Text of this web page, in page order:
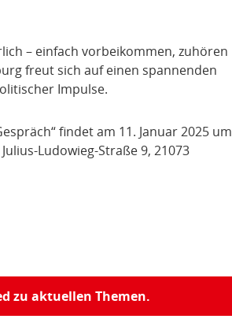
– einfach vorbeikommen, zuhören
freut sich auf einen spannenden
Impulse.
findet am 11. Januar 2025 um
Ludowieg-Straße 9, 21073
zu aktuellen Themen.